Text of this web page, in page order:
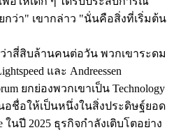
ว่า" เขากล่าว "นั่นคือสิ่งที่เริ่มต้น
าสี่สิบล้านคนต่อวัน พวกเขาระดม
และ Andreessen
ยกย่องพวกเขาเป็น Technology
นอชื่อให้เป็นหนึ่งในสิ่งประดิษฐ์ยอด
นปี 2025 ธุรกิจกำลังเติบโตอย่าง